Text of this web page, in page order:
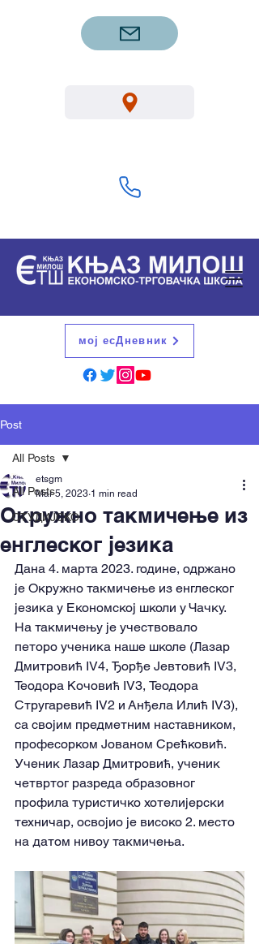
мој есДневник
Post
All Posts
СТУДИЈСКО
All Posts
Окружно такмичење из
енглеског језика
etsgm
Mar 5, 2023 1 min read
Дана 4. марта 2023. године, одржано
је Окружно такмичење из енглеског
језика у Економској школи у Чачку.
На такмичењу је учествовало
петоро ученика наше школе (Лазар
Дмитровић IV4, Ђорђе Јевтовић IV3,
Теодора Кочовић IV3, Теодора
Стругаревић IV2 и Анђела Илић IV3),
са својим предметним наставником,
професорком Јованом Срећковић.
Ученик Лазар Дмитровић, ученик
четвртог разреда образовног
профила туристичко хотелијерски
техничар, освојио је високо 2. место
на датом нивоу такмичења.